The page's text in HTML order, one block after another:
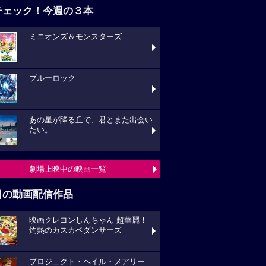
ェック！今週の３本
ミニオンズ＆モンスターズ
ブルーロック
あの星が降る丘で、君とまた出会い
たい。
劇場上映中の映画一覧
の動画配信作品
映画クレヨンしんちゃん 超華麗！
灼熱のカスカベダンサーズ
プロジェクト・ヘイル・メアリー